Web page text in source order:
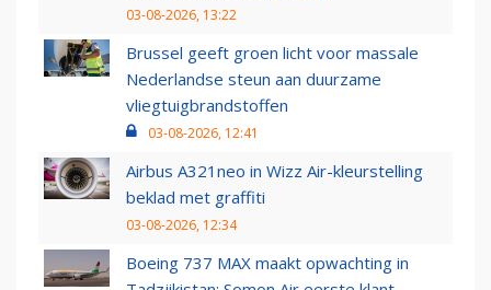
03-08-2026, 13:22
Brussel geeft groen licht voor massale
Nederlandse steun aan duurzame
vliegtuigbrandstoffen
03-08-2026, 12:41
Airbus A321neo in Wizz Air-kleurstelling
beklad met graffiti
03-08-2026, 12:34
Boeing 737 MAX maakt opwachting in